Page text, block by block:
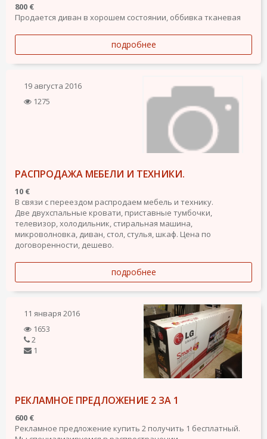
800 €
Продается диван в хорошем состоянии, оббивка тканевая
подробнее
19 августа 2016
1275
РАСПРОДАЖА МЕБЕЛИ И ТЕХНИКИ.
10 €
В связи с переездом распродаем мебель и технику.
Две двухспальные кровати, приставные тумбочки,
телевизор, холодильник, стиральная машина,
микроволновка, диван, стол, стулья, шкаф. Цена по
договоренности, дешево.
подробнее
11 января 2016
1653
2
1
РЕКЛАМНОЕ ПРЕДЛОЖЕНИЕ 2 ЗА 1
600 €
Рекламное предложение купить 2 получить 1 бесплатный.